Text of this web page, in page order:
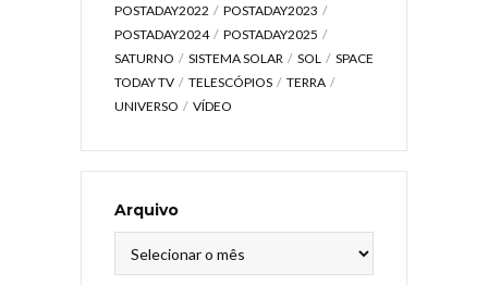
POSTADAY2022
POSTADAY2023
POSTADAY2024
POSTADAY2025
SATURNO
SISTEMA SOLAR SOL
SPACE
TODAY TV
TELESCÓPIOS
TERRA
UNIVERSO
VÍDEO
Arquivo